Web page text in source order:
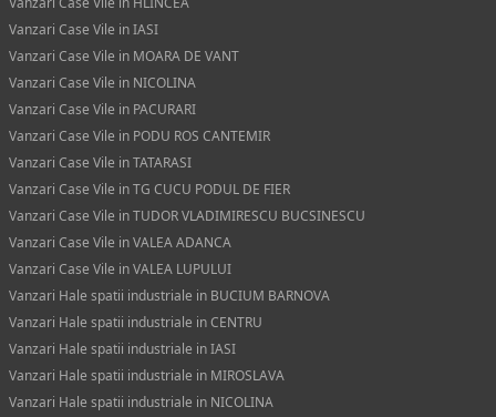
Vanzari Case Vile in IASI
Vanzari Case Vile in MOARA DE VANT
Vanzari Case Vile in NICOLINA
Vanzari Case Vile in PACURARI
Vanzari Case Vile in PODU ROS CANTEMIR
Vanzari Case Vile in TATARASI
Vanzari Case Vile in TG CUCU PODUL DE FIER
Vanzari Case Vile in TUDOR VLADIMIRESCU BUCSINESCU
Vanzari Case Vile in VALEA ADANCA
Vanzari Case Vile in VALEA LUPULUI
Vanzari Hale spatii industriale in BUCIUM BARNOVA
Vanzari Hale spatii industriale in CENTRU
Vanzari Hale spatii industriale in IASI
Vanzari Hale spatii industriale in MIROSLAVA
Vanzari Hale spatii industriale in NICOLINA